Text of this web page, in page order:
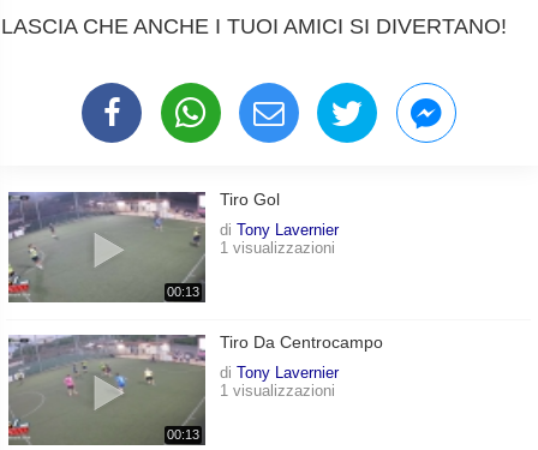
LASCIA CHE ANCHE I TUOI AMICI SI DIVERTANO!
00:13
Tiro Gol
di Tony Lavernier
1 visualizzazioni
00:13
Tiro Da Centrocampo
di Tony Lavernier
1 visualizzazioni